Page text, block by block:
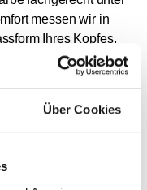
Über Cookies
messen wir in
Ihres Kopfes.